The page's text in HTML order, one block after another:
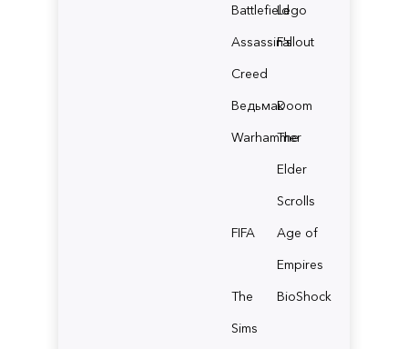
BattlefieldLego
Assassin's
Creed
Fallout
ВедьмакDoom
Warhammer
The
Elder
Scrolls
FIFA
Age of
Empires
The
Sims
BioShock